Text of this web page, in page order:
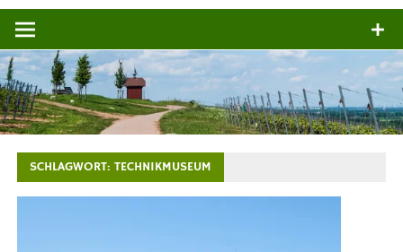
SCHLAGWORT:TECHNIKMUSEUM